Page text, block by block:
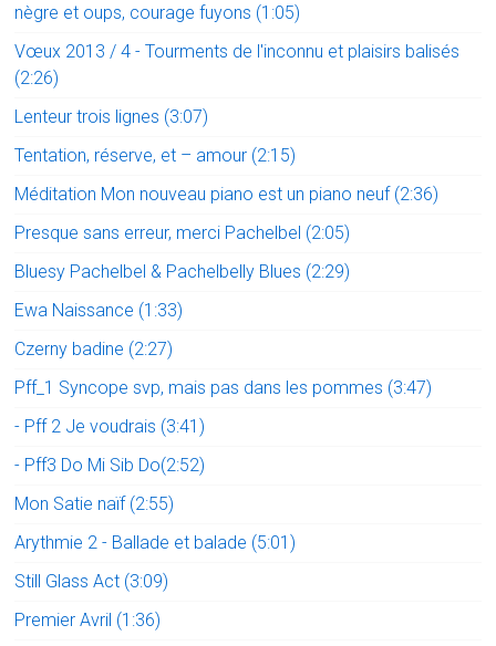
nègre et oups, courage fuyons (1:05)
Vœux 2013 / 4 - Tourments de l'inconnu et plaisirs balisés
(2:26)
Lenteur trois lignes (3:07)
Tentation, réserve, et – amour (2:15)
Méditation Mon nouveau piano est un piano neuf (2:36)
Presque sans erreur, merci Pachelbel (2:05)
Bluesy Pachelbel & Pachelbelly Blues (2:29)
Ewa Naissance (1:33)
Czerny badine (2:27)
Pff_1 Syncope svp, mais pas dans les pommes (3:47)
- Pff 2 Je voudrais (3:41)
- Pff3 Do Mi Sib Do(2:52)
Mon Satie naïf (2:55)
Arythmie 2 - Ballade et balade (5:01)
Still Glass Act (3:09)
Premier Avril (1:36)